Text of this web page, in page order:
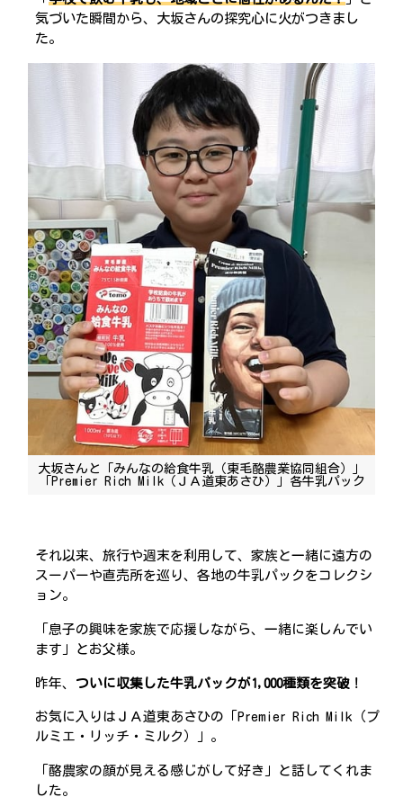
気づいた瞬間から、大坂さんの探究心に火がつきまし
た。
大坂さんと「みんなの給食牛乳（東毛酪農業協同組合）」
「Premier Rich Milk（ＪＡ道東あさひ）」各牛乳パック
それ以来、旅行や週末を利用して、家族と一緒に遠方の
スーパーや直売所を巡り、各地の牛乳パックをコレクシ
ョン。
「息子の興味を家族で応援しながら、一緒に楽しんでい
ます」とお父様。
昨年、 ついに収集した牛乳パックが1,000種類を突破 ！
お気に入りはＪＡ道東あさひの「Premier Rich Milk（プ
ルミエ・リッチ・ミルク）」。
「酪農家の顔が見える感じがして好き」と話してくれま
した。